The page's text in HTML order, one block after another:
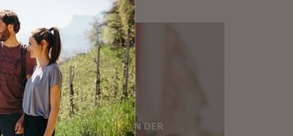
VERANSTALTUNGEN IN DER